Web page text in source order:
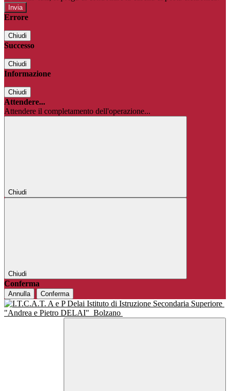
Errore
Chiudi
Successo
Chiudi
Informazione
Chiudi
Attendere...
Attendere il completamento dell'operazione...
Chiudi
Chiudi
Conferma
Annulla Conferma
Istituto di Istruzione Secondaria Superiore
"Andrea e Pietro DELAI" Bolzano